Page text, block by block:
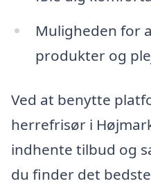
Muligheden for
produkter og
Ved at benytte
herrefrisør i
indhente tilbud og
du finder det